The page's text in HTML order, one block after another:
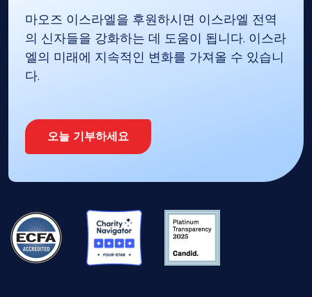
마오즈 이스라엘을 후원하시면 이스라엘 전역
의 신자들을 강화하는 데 도움이 됩니다. 이스라
엘의 미래에 지속적인 변화를 가져올 수 있습니
다.
오늘 기부하세요